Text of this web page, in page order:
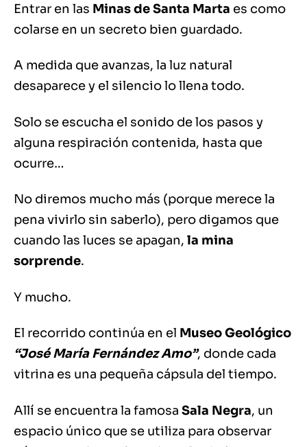
Entrar en las Minas de Santa Marta es como
colarse en un secreto bien guardado.
A medida que avanzas, la luz natural
desaparece y el silencio lo llena todo.
Solo se escucha el sonido de los pasos y
alguna respiración contenida, hasta que
ocurre…
No diremos mucho más (porque merece la
pena vivirlo sin saberlo), pero digamos que
cuando las luces se apagan, la mina
sorprende.
Y mucho.
El recorrido continúa en el Museo Geológico
“José María Fernández Amo”, donde cada
vitrina es una pequeña cápsula del tiempo.
Allí se encuentra la famosa Sala Negra, un
espacio único que se utiliza para observar